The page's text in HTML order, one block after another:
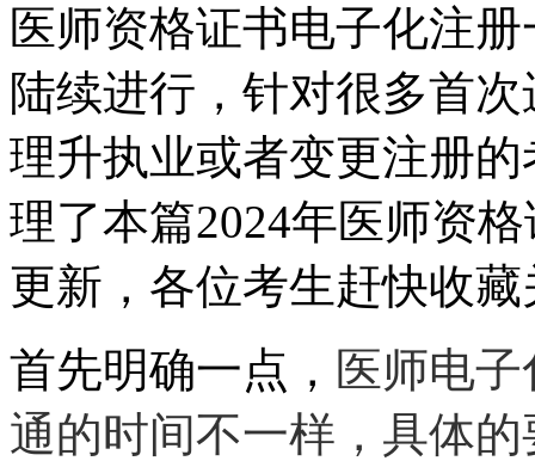
医师资格证书电子化注
陆续进行，针对很多首
理升执业或者变更注册
理了本篇2024年医师资
更新，各位考生赶快收藏
首先明确一点， 医师电
通的时间不一样，具体